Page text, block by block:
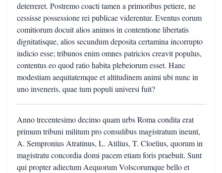
deterreret. Postremo coacti tamen a primoribus petiere, ne
cessisse possessione rei publicae viderentur. Eventus eorum
comitiorum docuit alios animos in contentione libertatis
dignitatisque, alios secundum deposita certamina incorrupto
iudicio esse; tribunos enim omnes patricios creavit populus,
contentus eo quod ratio habita plebeiorum esset. Hanc
modestiam aequitatemque et altitudinem animi ubi nunc in
uno inveneris, quae tum populi universi fuit?
Anno trecentesimo decimo quam urbs Roma condita erat
primum tribuni militum pro consulibus magistratum ineunt,
A. Sempronius Atratinus, L. Atilius, T. Cloelius, quorum in
magistratu concordia domi pacem etiam foris praebuit. Sunt
qui propter adiectum Aequorum Volscorumque bello et